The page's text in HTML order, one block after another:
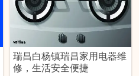
瑞昌白杨镇瑞昌家用电器维
修，生活安全便捷